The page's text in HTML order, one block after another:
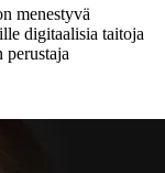
menestyvä
digitaalisia taitoja
perustaja